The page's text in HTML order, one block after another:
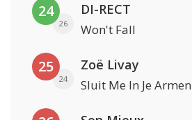
24
26
DI-RECT
Won't Fall
25
24
Zoë Livay
Sluit Me In Je Armen